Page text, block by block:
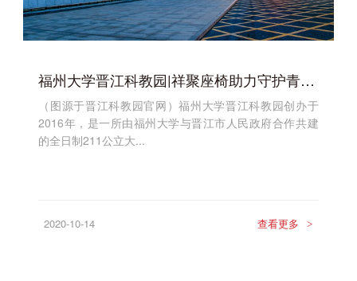
福州大学晋江科教园|祥聚座椅助力守护青少年的健康和安全
（图源于晋江科教园官网）福州大学晋江科教园创办于
2016年，是一所由福州大学与晋江市人民政府合作共建
的全日制211公立大...
2020-10-14 查看更多 >